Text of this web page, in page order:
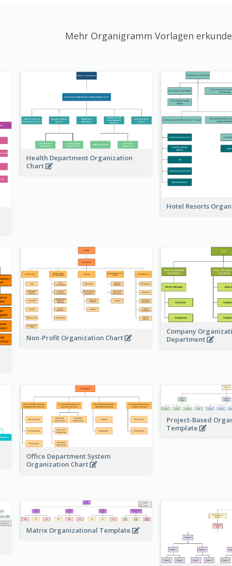
Mehr Organigramm Vorlagen
Health Department Organization
Chart
Hotel Resorts
Non-Profit Organization Chart
Company
Department
Office Department System
Organization Chart
Project-Based
Template
Matrix Organizational Template